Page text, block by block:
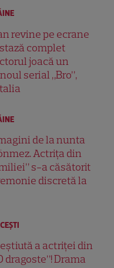
revine pe ecrane
complet
joacă un
serial „Bro”,
de la nunta
Actrița din
s-a căsătorit
discretă la
a actriței din
dragoste”! Drama